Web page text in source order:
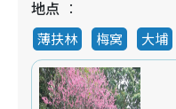
地点
薄扶林 梅窝 大埔